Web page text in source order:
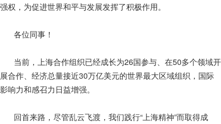
强权，为促进世界和平与发展发挥了积极作用。
各位同事！
当前，上海合作组织已经成长为26国参与、在50多个领域开
展合作、经济总量接近30万亿美元的世界最大区域组织，国际
影响力和感召力日益增强。
回首来路，尽管乱云飞渡，我们践行“上海精神”而取得成